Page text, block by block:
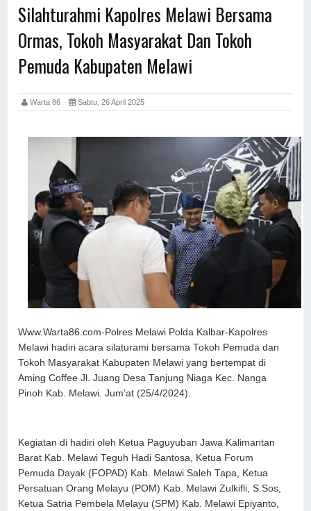
Silahturahmi Kapolres Melawi Bersama
Ormas, Tokoh Masyarakat Dan Tokoh
Pemuda Kabupaten Melawi
Warta 86 Sabtu, 26 April 2025
Www.Warta86.com-Polres Melawi Polda Kalbar-Kapolres
Melawi hadiri acara silaturami bersama Tokoh Pemuda dan
Tokoh Masyarakat Kabupaten Melawi yang bertempat di
Aming Coffee Jl. Juang Desa Tanjung Niaga Kec. Nanga
Pinoh Kab. Melawi. Jum’at (25/4/2024).
Kegiatan di hadiri oleh Ketua Paguyuban Jawa Kalimantan
Barat Kab. Melawi Teguh Hadi Santosa, Ketua Forum
Pemuda Dayak (FOPAD) Kab. Melawi Saleh Tapa, Ketua
Persatuan Orang Melayu (POM) Kab. Melawi Zulkifli, S.Sos,
Ketua Satria Pembela Melayu (SPM) Kab. Melawi Epiyanto,